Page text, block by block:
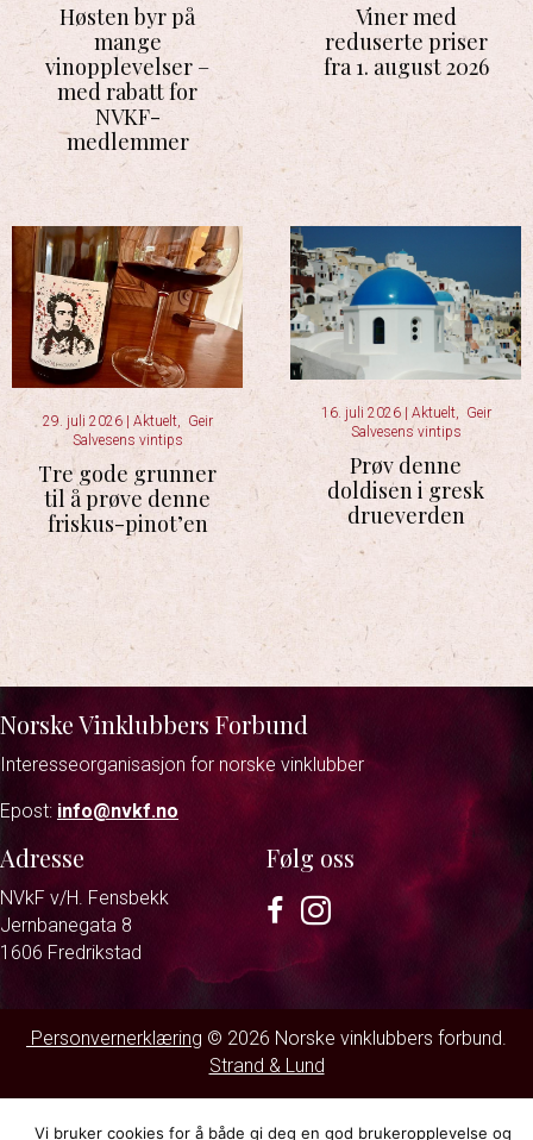
Høsten byr på
mange
vinopplevelser –
med rabatt for
NVKF-
medlemmer
Viner med
reduserte priser
fra 1. august 2026
29. juli 2026 Aktuelt, Geir
Salvesens vintips
Tre gode grunner
til å prøve denne
friskus-pinot’en
16. juli 2026 | Aktuelt,
Geir
Salvesens vintips
Prøv denne
doldisen i gresk
drueverden
Norske Vinklubbers Forbund
Interesseorganisasjon for norske vinklubber
Epost: info@nvkf.no
Adresse
NVkF v/H. Fensbekk
Jernbanegata 8
1606 Fredrikstad
Følg oss
Facebook
Instagram
Personvernerklæring © 2026 Norske vinklubbers forbund.
Strand & Lund
Vi bruker cookies for å både gi deg en god brukeropplevelse og